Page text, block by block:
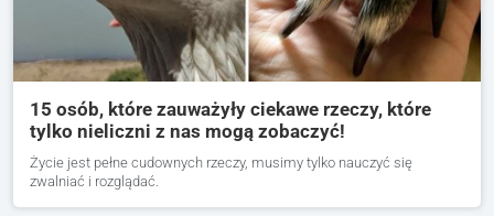
15 osób, które zauważyły ciekawe rzeczy, które
tylko nieliczni z nas mogą zobaczyć!
Życie jest pełne cudownych rzeczy, musimy tylko nauczyć się
zwalniać i rozglądać.